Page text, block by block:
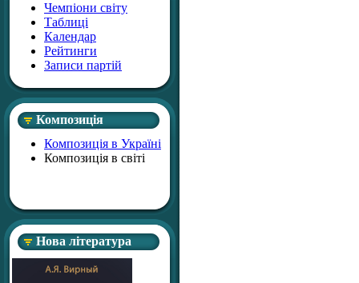
Чемпіони світу
Таблиці
Календар
Рейтинги
Записи партій
Композиція
Композиція в Україні
Композиція в світі
Нова література